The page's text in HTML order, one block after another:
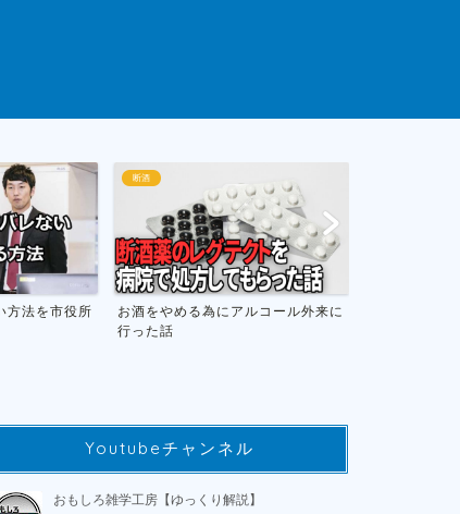
コール外来に
断酒
お酒をやめて人生が変わったお話し
Youtubeチャンネル